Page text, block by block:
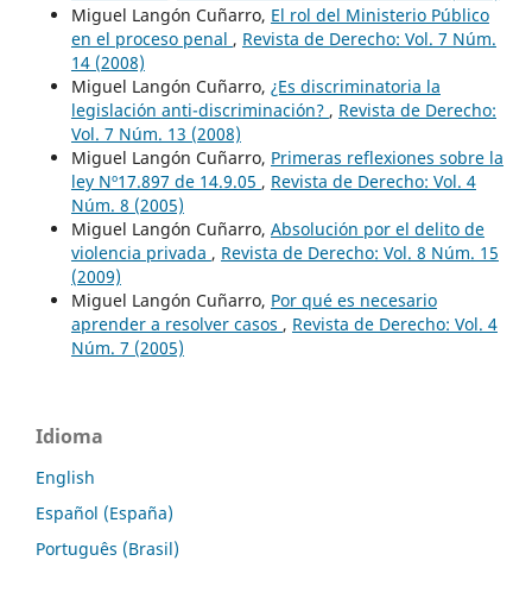
Miguel Langón Cuñarro, El rol del Ministerio Público
en el proceso penal , Revista de Derecho: Vol. 7 Núm.
14 (2008)
Miguel Langón Cuñarro, ¿Es discriminatoria la
legislación anti-discriminación? , Revista de Derecho:
Vol. 7 Núm. 13 (2008)
Miguel Langón Cuñarro, Primeras reflexiones sobre la
ley Nº17.897 de 14.9.05 , Revista de Derecho: Vol. 4
Núm. 8 (2005)
Miguel Langón Cuñarro, Absolución por el delito de
violencia privada , Revista de Derecho: Vol. 8 Núm. 15
(2009)
Miguel Langón Cuñarro, Por qué es necesario
aprender a resolver casos , Revista de Derecho: Vol. 4
Núm. 7 (2005)
Idioma
English
Español (España)
Português (Brasil)